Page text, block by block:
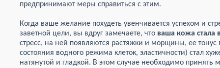
предпринимают меры справиться с этим.
Когда ваше желание похудеть увенчивается успехом и
заветной цели, вы вдруг замечаете, что ваша кожа стала
стресс, на ней появляются растяжки и морщины, ее тонус
состояния водного режима клеток, эластичности) стал
натянутой и гладкой. В этом случае необходимо